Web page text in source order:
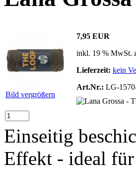
Bild vergrößern
7,95 EUR
inkl. 19 % MwSt.
Lieferzeit: kein
Art.Nr.: LG-
Einseitig
Effekt - ideal